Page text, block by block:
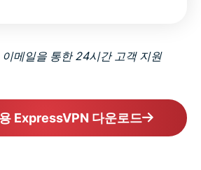
메일을 통한 24시간 고객 지원
ExpressVPN 다운로드